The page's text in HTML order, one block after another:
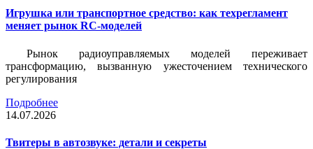
Игрушка или транспортное средство: как техрегламент
меняет рынок RC-моделей
Рынок радиоуправляемых моделей переживает
трансформацию, вызванную ужесточением технического
регулирования
Подробнее
14.07.2026
Твитеры в автозвуке: детали и секреты